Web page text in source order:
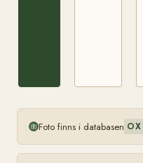
Foto finns i databasen OX